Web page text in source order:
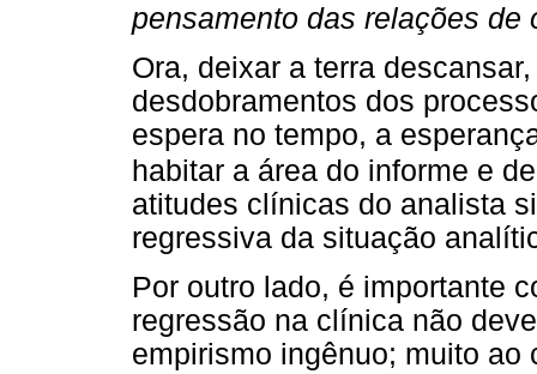
pensamento das relações de
Ora, deixar a terra
desdobramentos dos
espera no tempo, a
habitar a área do informe e
atitudes clínicas do analista
regressiva da situação
Por outro lado, é importante
regressão na clínica não
empirismo ingênuo; muito ao